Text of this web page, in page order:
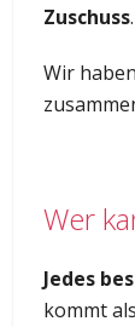
Zuschuss
Wir
Wer
Jedes
kommt